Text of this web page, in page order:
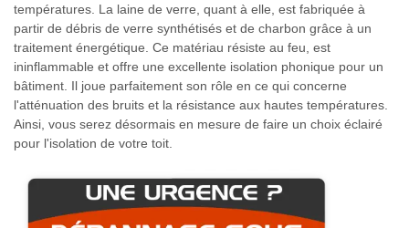
températures. La laine de verre, quant à elle, est fabriquée à
partir de débris de verre synthétisés et de charbon grâce à un
traitement énergétique. Ce matériau résiste au feu, est
ininflammable et offre une excellente isolation phonique pour un
bâtiment. Il joue parfaitement son rôle en ce qui concerne
l'atténuation des bruits et la résistance aux hautes températures.
Ainsi, vous serez désormais en mesure de faire un choix éclairé
pour l'isolation de votre toit.